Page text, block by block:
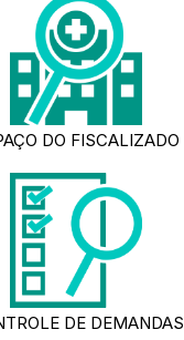
DO FISCALIZADO
DE DEMANDAS